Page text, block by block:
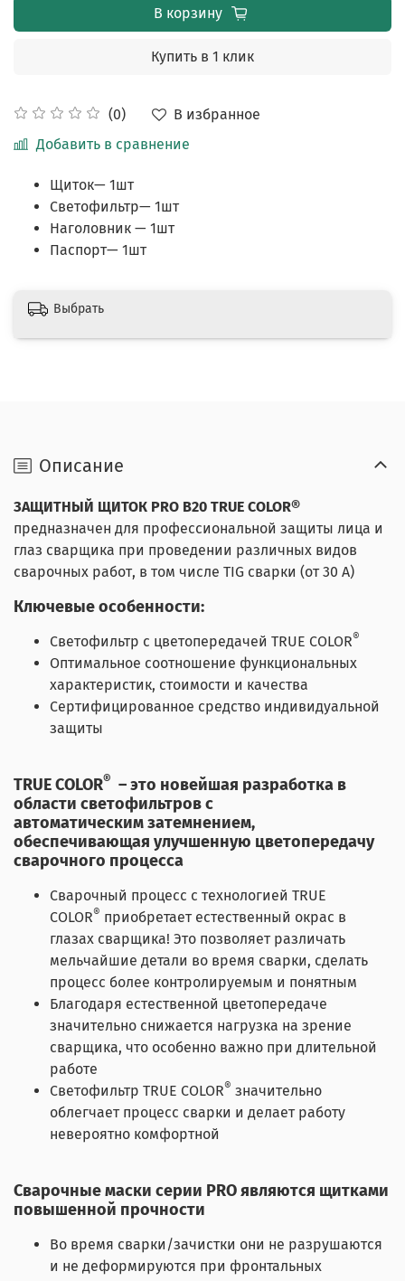
(0)
В избранное
Добавить в сравнение
В корзину
Купить в 1 клик
Щиток— 1шт
Светофильтр— 1шт
Наголовник — 1шт
Паспорт— 1шт
Выбрать
Описание
ЗАЩИТНЫЙ ЩИТОК PRO B20 TRUE COLOR®
предназначен для профессиональной защиты лица и
глаз сварщика при проведении различных видов
сварочных работ, в том числе TIG сварки (от 30 А)
Ключевые особенности:
Светофильтр с цветопередачей TRUE COLOR®
Оптимальное соотношение функциональных
характеристик, стоимости и качества
Сертифицированное средство индивидуальной
защиты
TRUE COLOR® – это новейшая разработка в
области светофильтров с
автоматическим затемнением,
обеспечивающая улучшенную цветопередачу
сварочного процесса
Сварочный процесс с технологией TRUE
COLOR® приобретает естественный окрас в
глазах сварщика! Это позволяет различать
мельчайшие детали во время сварки, сделать
процесс более контролируемым и понятным
Благодаря естественной цветопередаче
значительно снижается нагрузка на зрение
сварщика, что особенно важно при длительной
работе
Светофильтр TRUE COLOR® значительно
облегчает процесс сварки и делает работу
невероятно комфортной
Сварочные маски серии PRO являются щитками
повышенной прочности
Во время сварки/зачистки они не разрушаются
и не деформируются при фронтальных